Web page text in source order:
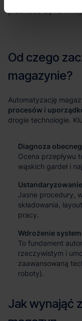
przekłada się na
Automatyzację
procesów i
drogie technologie.
Diagnoza
Ocena przepływu
wąskich gardeł i
Jasne procedury,
składowania,
pracy.
Wdrożenie
To fundament
rzeczywistym i
zaawansowaną
roboty).